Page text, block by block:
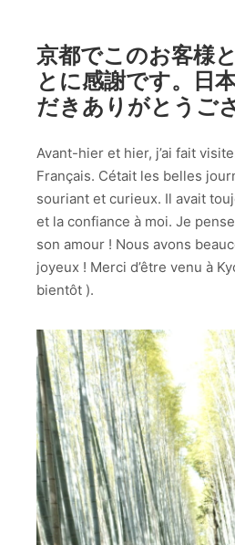
京都でこのお客様
とに感謝です。日
だきありがとうご
Avant-hier et hier, j’ai fait
Français. Cétait les belles
souriant et curieux. Il avait
et la confiance à moi. Je
son amour ! Nous avons
joyeux ! Merci d’être venu à
bientôt ).